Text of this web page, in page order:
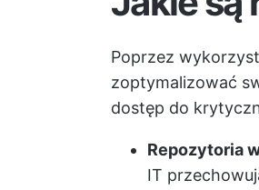
Poprzez
zoptymalizować
dostęp do
Repozytoria
IT